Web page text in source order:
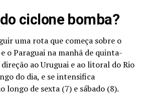
ciclone bomba?
uma rota que começa sobre o
o Paraguai na manhã de quinta-
ao Uruguai e ao litoral do Rio
do dia, e se intensifica
longo de sexta (7) e sábado (8).